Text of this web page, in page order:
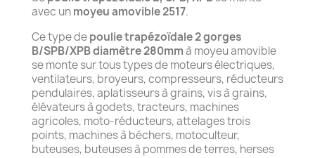
avec unmoyeu amovible 2517.
Ce type depoulie trapézoïdale 2 gorges
B/SPB/XPB diamètre 280mmà moyeu amovible
se monte sur tous types de moteurs électriques,
ventilateurs, broyeurs, compresseurs, réducteurs
pendulaires, aplatisseurs à grains, vis à grains,
élévateurs à godets, tracteurs, machines
agricoles, moto-réducteurs, attelages trois
points, machines à béchers, motoculteur,
buteuses, buteuses à pommes de terres, herses